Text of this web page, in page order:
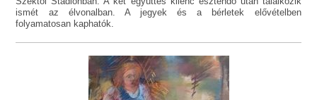
ismét az élvonalban. A jegyek és a bérletek elővételben
folyamatosan kaphatók.